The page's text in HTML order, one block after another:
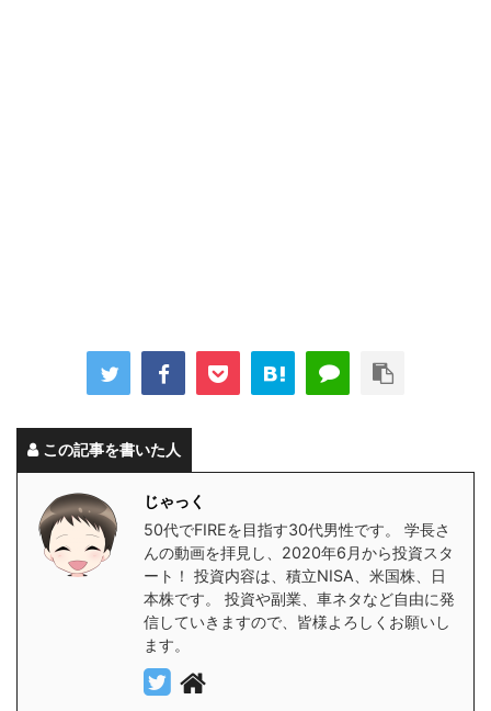
この記事を書いた人
じゃっく
50代でFIREを目指す30代男性です。 学長さ
んの動画を拝見し、2020年6月から投資スタ
ート！ 投資内容は、積立NISA、米国株、日
本株です。 投資や副業、車ネタなど自由に発
信していきますので、皆様よろしくお願いし
ます。